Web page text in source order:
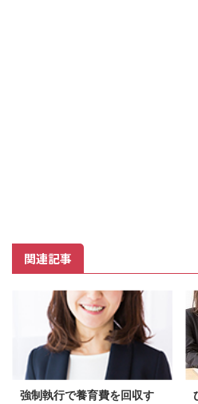
関連記事
強制執行で養育費を回収す